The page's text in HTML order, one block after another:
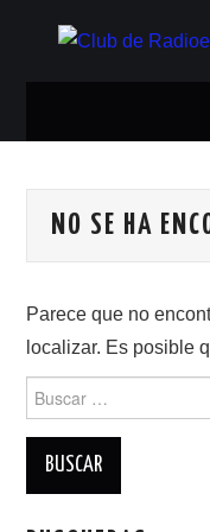
ANTENAS Y
BANDA CIVIL
CONTACTO
HISTORIA DE LA RADIO
NO SE HA
Parece que no
localizar. Es posible